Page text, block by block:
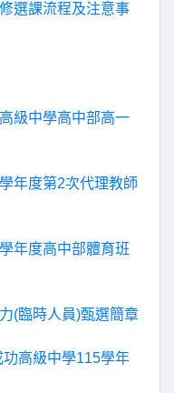
選課流程及注意事
級中學高中部高一
年度第2次代理教師
年度高中部體育班
(臨時人員)甄選簡章
功高級中學115學年